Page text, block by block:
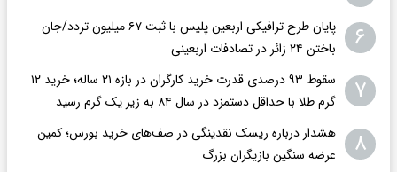
۶
پایان طرح ترافیکی اربعین پلیس با ثبت ۶۷ میلیون تردد/جان
باختن ۲۴ زائر در تصادفات اربعینی
۷
سقوط ۹۳ درصدی قدرت خرید کارگران در بازه ۲۱ ساله؛ خرید ۱۲
گرم طلا با حداقل دستمزد در سال ۸۴ به زیر یک گرم رسید
۸
هشدار درباره ریسک نقدینگی در صف‌های خرید بورس؛ کمین
عرضه سنگین بازیگران بزرگ